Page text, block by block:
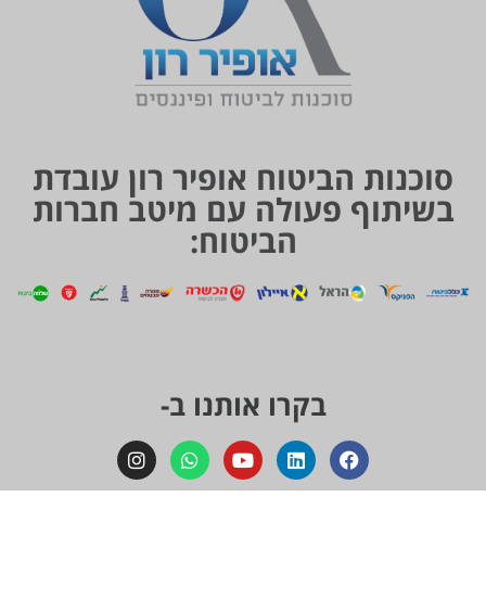
סוכנות הביטוח אופיר רון עובדת
בשיתוף פעולה עם מיטב חברות
הביטוח:
בקרו אותנו ב-